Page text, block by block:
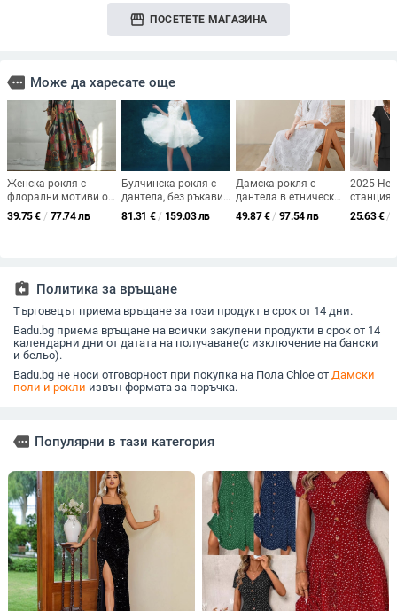
storefront ПОСЕТЕТЕ МАГАЗИНА
more Може да харесате още
Женска рокля с
флорални мотиви от
памук и лен, кръгло
деколте, свободна
39.75€ / 77.74 лв
Булчинска рокля с
дантела, без ръкави,
висока талия,
обемна пола в стил
81.31 € / 159.03 лв
Дамска рокля с
дантела в етнически
стил, пролетно-летна,
широка винтидж
49.87€ / 97.54 лв
2025
станция
и
25.63€ /
assignment_return Политика за връщане
Търговецът приема връщане за този продукт в срок от 14 дни.
Badu.bg приема връщане на всички закупени продукти в срок от 14
календарни дни от датата на получаване(с изключение на бански
и бельо).
Badu.bg не носи отговорност при покупка на Пола Chloe от Дамски
поли и рокли извън формата за поръчка.
more Популярни в тази категория